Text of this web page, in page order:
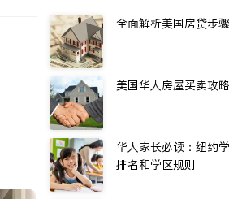
全面解析美国房贷步
美国华人房屋买卖攻
华人家长必读：纽约
排名和学区规则